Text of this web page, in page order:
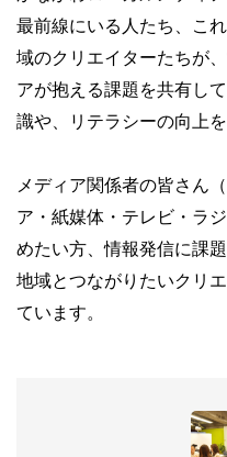
最前線にいる人たち、こ
域のクリエイターたちが
アが抱える課題を共有し
識や、リテラシーの向上
メディア関係者の皆さん
ア・紙媒体・テレビ・ラ
めたい方、情報発信に課
地域とつながりたいクリ
ています。